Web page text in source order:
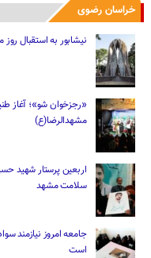
خراسان رضوی
نیشابور به استقبال
«رجزخوان‌ شو»؛ آغاز
مشهدالرضا(ع)
اربعین پرستار شهید
سلامت مشهد
جامعه امروز نیازمند
است